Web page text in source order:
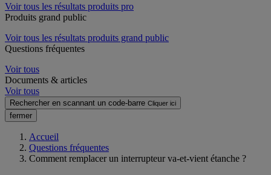
Voir tous les résultats produits pro
Produits grand public
Voir tous les résultats produits grand public
Questions fréquentes
Voir tous
Documents & articles
Voir tous
Rechercher en scannant un code-barre Cliquer ici
fermer
Accueil
Questions fréquentes
Comment remplacer un interrupteur va-et-vient étanche ?